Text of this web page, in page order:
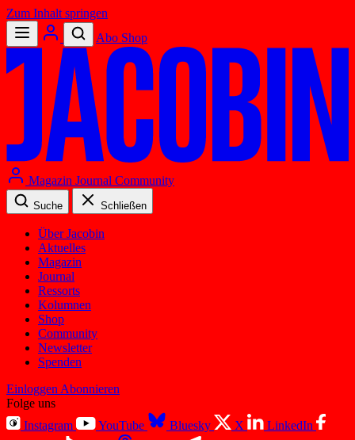
Zum Inhalt springen
Abo Shop
Magazin Journal Community
Suche Schließen
Über Jacobin
Aktuelles
Magazin
Journal
Ressorts
Kolumnen
Shop
Community
Newsletter
Spenden
Einloggen Abonnieren
Folge uns
Instagram
YouTube Bluesky X
LinkedIn